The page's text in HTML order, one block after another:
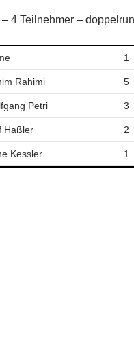
4 Teilnehmer –
1
Rahimi 5
Petri 3
Haßler 2
Kessler 1